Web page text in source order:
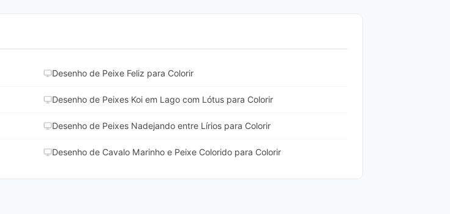
Desenho de Peixe Feliz para Colorir
Desenho de Peixes Koi em Lago com Lótus para Colorir
Desenho de Peixes Nadejando entre Lírios para Colorir
Desenho de Cavalo Marinho e Peixe Colorido para Colorir